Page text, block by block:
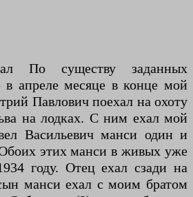
По существу заданных
в апреле месяце в конце мой
Павлович поехал на охоту
на лодках. С ним ехал мой
Васильевич манси один и
этих манси в живых уже
году. Отец ехал сзади на
манси ехал с моим братом